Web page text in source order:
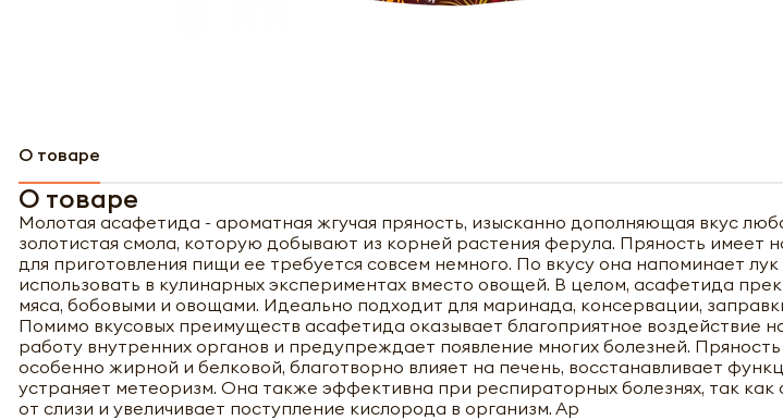
О товаре
О товаре
Молотая асафетида - ароматная жгучая пряность, изысканно дополняющая вкус
золотистая смола, которую добывают из корней растения ферула. Пряность имеет
для приготовления пищи ее требуется совсем немного. По вкусу она напоминает
использовать в кулинарных экспериментах вместо овощей. В целом, асафетида
мяса, бобовыми и овощами. Идеально подходит для маринада, консервации,
Помимо вкусовых преимуществ асафетида оказывает благоприятное воздействие
работу внутренних органов и предупреждает появление многих болезней.
особенно жирной и белковой, благотворно влияет на печень, восстанавливает
устраняет метеоризм. Она также эффективна при респираторных болезнях, так
от слизи и увеличивает поступление кислорода в организм. Ар